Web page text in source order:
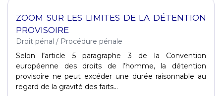
ZOOM SUR LES LIMITES DE LA DÉTENTION
PROVISOIRE
Droit pénal / Procédure pénale
Selon l’article 5 paragraphe 3 de la Convention
européenne des droits de l’homme, la détention
provisoire ne peut excéder une durée raisonnable au
regard de la gravité des faits...